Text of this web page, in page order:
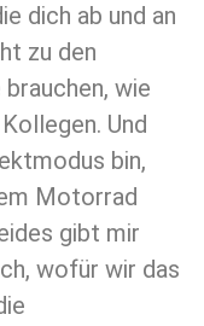
dich ab und an
zu den
wie
Und
bin,
Motorrad
gibt mir
wofür wir das